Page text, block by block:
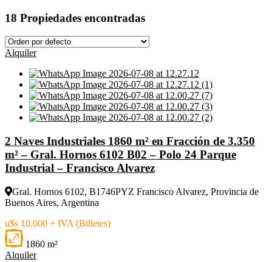
18 Propiedades encontradas
Alquiler
2 Naves Industriales 1860 m² en Fracción de 3.350
m² – Gral. Hornos 6102 B02 – Polo 24 Parque
Industrial – Francisco Alvarez
Gral. Hornos 6102, B1746PYZ Francisco Alvarez, Provincia de
Buenos Aires, Argentina
u$s 10.000 + IVA (Billetes)
1860 m²
Alquiler